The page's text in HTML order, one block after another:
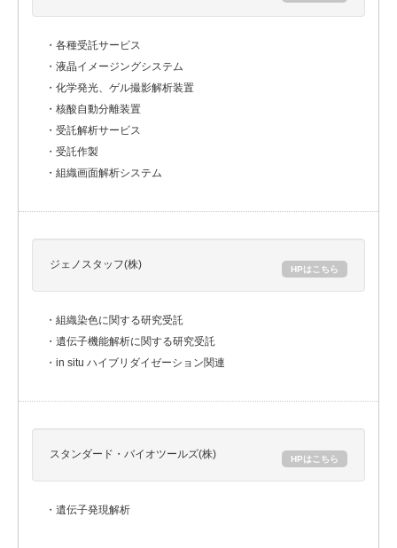
・各種受託サービス
・液晶イメージングシステム
・化学発光、ゲル撮影解析装置
・核酸自動分離装置
・受託解析サービス
・受託作製
・組織画面解析システム
ジェノスタッフ(株) HPはこちら
・組織染色に関する研究受託
・遺伝子機能解析に関する研究受託
・in situ ハイブリダイゼーション関連
スタンダード・バイオツールズ(株) HPはこちら
・遺伝子発現解析